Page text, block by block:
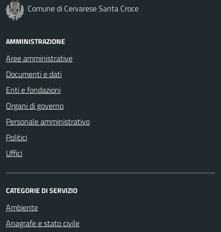
Comune di Cervarese Santa Croce
AMMINISTRAZIONE
Aree amministrative
Documenti e dati
Enti e fondazioni
Organi di governo
Personale amministrativo
Politici
Uffici
CATEGORIE DI SERVIZIO
Ambiente
Anagrafe e stato civile